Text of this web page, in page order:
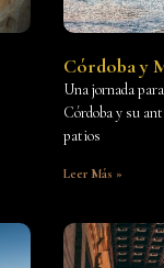
Córdoba y
Una jornada
Córdoba y su
patios
Leer Más »